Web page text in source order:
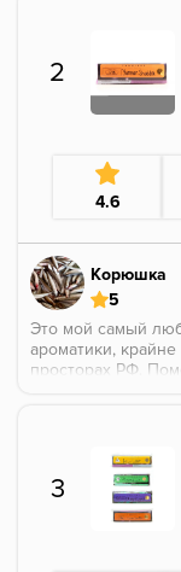
for anyone who
especially handy
nerves and you
2
4.6
Корюшка
5
Это мой самый
ароматики,
просторах РФ.
ноты. Браво
3